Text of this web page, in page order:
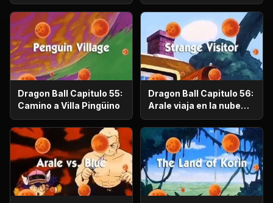
Dragon Ball Capitulo 55:
Camino a Villa Pingüino
Dragon Ball Capitulo 56:
Arale viaja en la nube
voladora